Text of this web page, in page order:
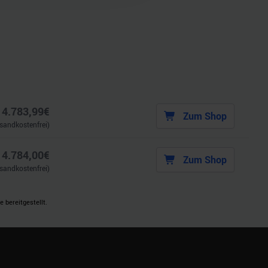
4.783,99€ Zum Shop
4.784,00€ Zum Shop
bereitgestellt.